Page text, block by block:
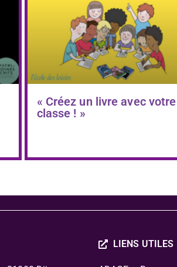
« Créez un livre avec votre
classe ! »
LIENS UTILES